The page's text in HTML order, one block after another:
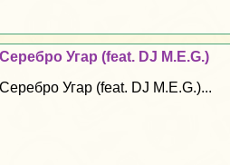
Серебро Угар (feat. DJ M.E.G.)
Серебро Угар (feat. DJ M.E.G.)...